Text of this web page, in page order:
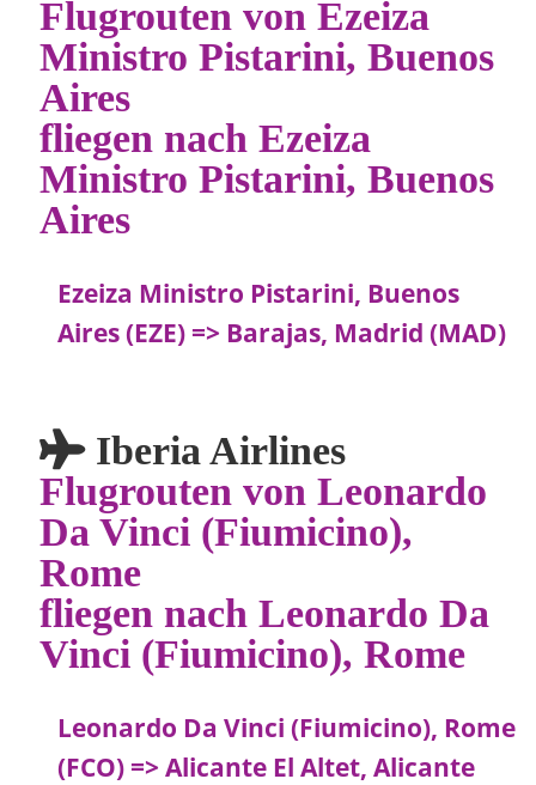
Flugrouten von Ezeiza
Ministro Pistarini, Buenos
Aires
fliegen nach Ezeiza
Ministro Pistarini, Buenos
Aires
Ezeiza Ministro Pistarini, Buenos
Aires (EZE) => Barajas, Madrid (MAD)
Iberia Airlines
Flugrouten von Leonardo
Da Vinci (Fiumicino),
Rome
fliegen nach Leonardo Da
Vinci (Fiumicino), Rome
Leonardo Da Vinci (Fiumicino), Rome
(FCO) => Alicante El Altet, Alicante